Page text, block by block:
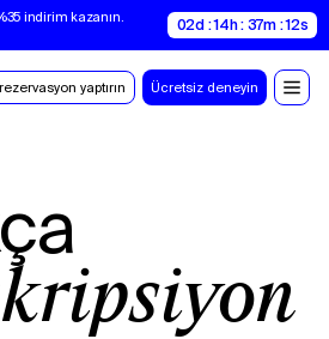
indirim kazanın.
02d : 14h : 37m : 11s
yaptırın Ücretsiz deneyin